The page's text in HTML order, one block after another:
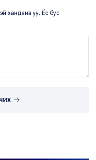
хандана уу. Ёс бус